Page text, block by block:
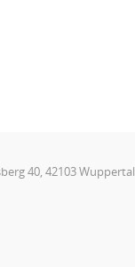
40, 42103 Wuppertal